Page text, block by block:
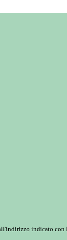
indicato con